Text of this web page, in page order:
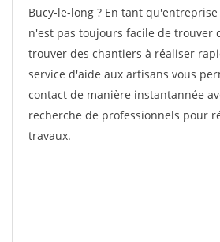
Bucy-le-long ? En tant
n'est pas toujours facile de trouver
trouver des chantiers à réaliser
service d'aide aux artisans vous
contact de manière instantannée
recherche de professionnels pour
travaux.